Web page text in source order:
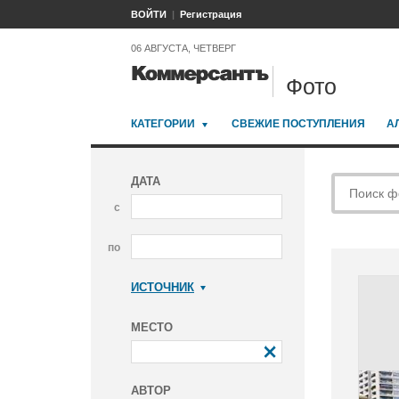
ВОЙТИ Регистрация
06 АВГУСТА, ЧЕТВЕРГ
Фото
КАТЕГОРИИ СВЕЖИЕ ПОСТУПЛЕНИЯ
ДАТА
с
по
ИСТОЧНИК
МЕСТО
АВТОР